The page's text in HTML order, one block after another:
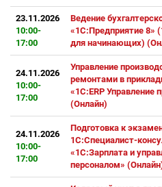
23.11.2026
10:00-
17:00
Ведение
«1С:Предприятие 8»
для начинающих)
24.11.2026
10:00-
17:00
Управление
ремонтами в
«1С:ERP Управление
(Онлайн)
24.11.2026
10:00-
17:00
Подготовка к
1С:Специалист-
«1С:Зарплата и
персоналом»